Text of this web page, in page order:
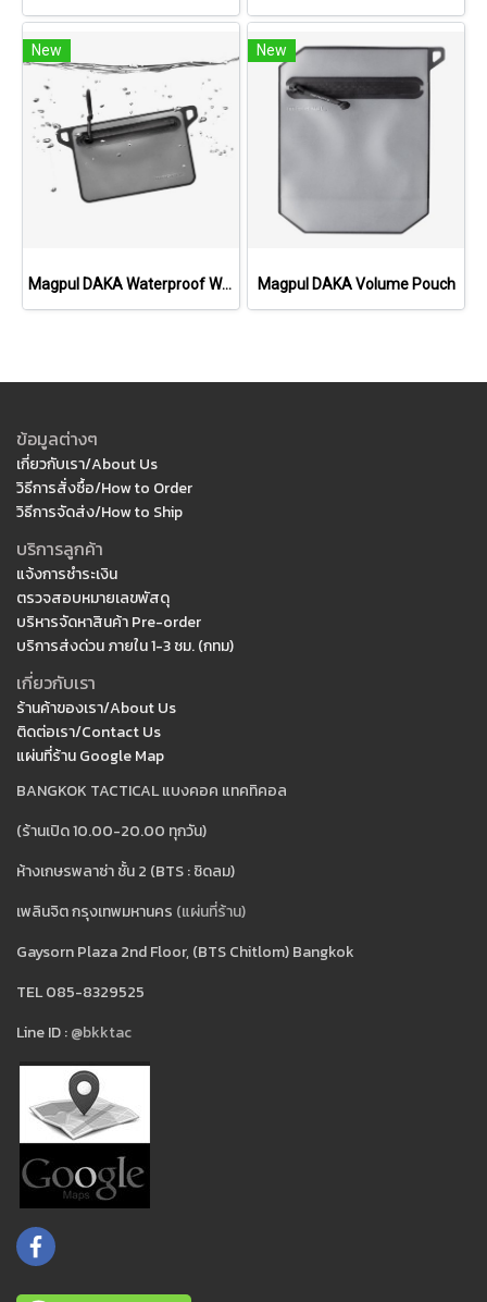
New
Magpul DAKA Waterproof Window Pouch, Medium
New
Magpul DAKA Volume Pouch
ข้อมูลต่างๆ
เกี่ยวกับเรา/About Us
วิธีการสั่งซื้อ/How to Order
วิธีการจัดส่ง/How to Ship
บริการลูกค้า
แจ้งการชำระเงิน
ตรวจสอบหมายเลขพัสดุ
บริหารจัดหาสินค้า Pre-order
บริการส่งด่วน ภายใน 1-3 ชม. (กทม)
เกี่ยวกับเรา
ร้านค้าของเรา/About Us
ติดต่อเรา/Contact Us
แผ่นที่ร้าน Google Map
BANGKOK TACTICAL แบงคอค แทคทิคอล
(ร้านเปิด 10.00-20.00 ทุกวัน)
ห้างเกษรพลาซ่า ชั้น 2 (BTS : ชิดลม)
เพลินจิต กรุงเทพมหานคร (แผ่นที่ร้าน)
Gaysorn Plaza 2nd Floor, (BTS Chitlom) Bangkok
TEL 085-8329525
Line ID :@bkktac